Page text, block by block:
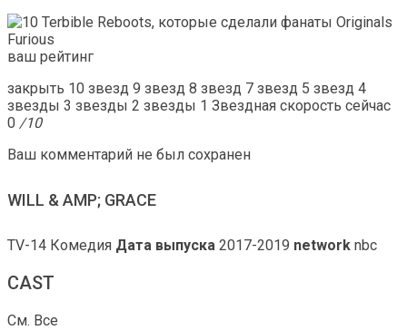
ваш рейтинг
закрыть 10 звезд 9 звезд 8 звезд 7 звезд 5 звезд 4
звезды 3 звезды 2 звезды 1 Звездная скорость сейчас
0 /10
Ваш комментарий не был сохранен
WILL & AMP; GRACE
TV-14 Комедия Дата выпуска 2017-2019 network nbc
CAST
См. Все